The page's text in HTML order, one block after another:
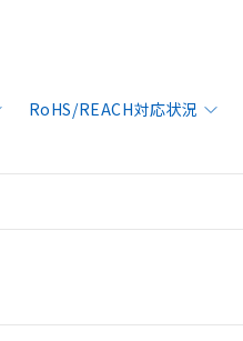
RoHS/REACH対応状況